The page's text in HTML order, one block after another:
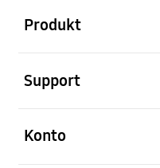
Produkt
Support
Konto